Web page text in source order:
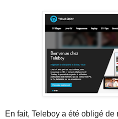
En fait, Teleboy a été obligé